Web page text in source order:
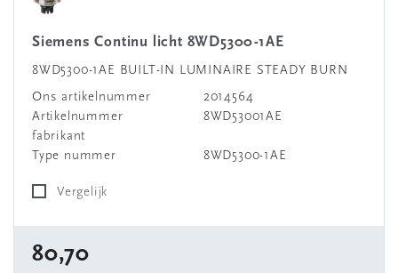
Siemens Continu licht 8WD5300-1AE
8WD5300-1AE BUILT-IN LUMINAIRE STEADY BURN
Ons artikelnummer
2014564
Artikelnummer
fabrikant
8WD53001AE
Type nummer 8WD5300-1AE
Vergelijk
80,70